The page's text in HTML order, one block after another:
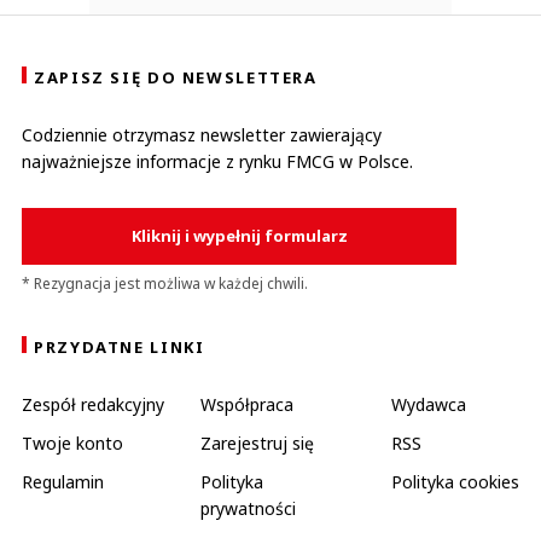
ZAPISZ SIĘ DO NEWSLETTERA
Codziennie otrzymasz newsletter zawierający
najważniejsze informacje z rynku FMCG w Polsce.
Kliknij i wypełnij formularz
* Rezygnacja jest możliwa w każdej chwili.
PRZYDATNE LINKI
Zespół redakcyjny Współpraca
Wydawca
Twoje konto
Zarejestruj się
RSS
Regulamin
Polityka
prywatności
Polityka cookies